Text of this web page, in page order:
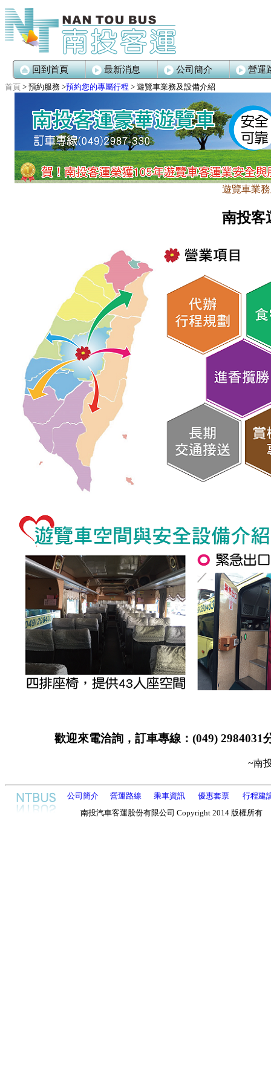
回到首頁 最新消息 公司簡介 營運
首頁 > 預約服務 >預約您的專屬行程 > 遊覽車業務及設備介紹
遊覽車業
南投客
歡迎來電洽詢，訂車專線： (049) 2984031
~南
公司簡介 營運路線 乘車資訊 優惠套票
行程建
南投汽車客運股份有限公司 Copyright2014 版權所有